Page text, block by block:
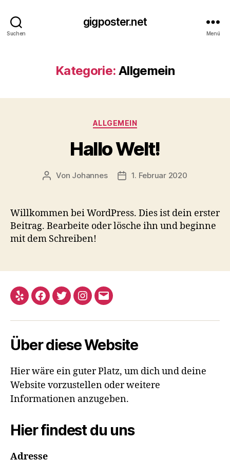
Suchen
gigposter.net
Menü
Kategorie: Allgemein
Kategorien
ALLGEMEIN
Hallo Welt!
Beitragsautor
Von Johannes Veröffentlichungsdatum
1. Februar 2020
Willkommen bei WordPress. Dies ist dein erster
Beitrag. Bearbeite oder lösche ihn und beginne
mit dem Schreiben!
Yelp Facebook
TwitterInstagram
E-
Über diese Website
Hier wäre ein guter Platz, um dich und deine
Website vorzustellen oder weitere
Informationen anzugeben.
Hier findest du uns
Adresse